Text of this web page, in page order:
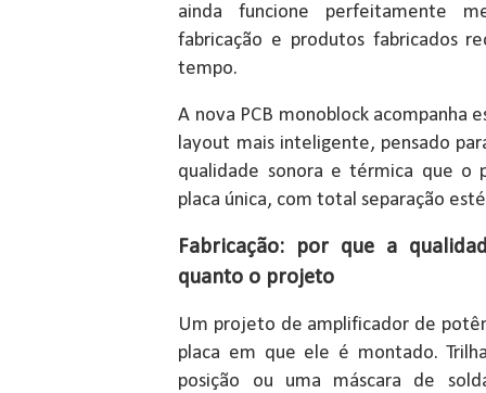
ainda funcione perfeitamente
fabricação e produtos fabricados
tempo.
A nova PCB monoblock acompanha
layout mais inteligente, pensado
qualidade sonora e térmica que o
placa única, com total separação
Fabricação: por que a
quanto o projeto
Um projeto de amplificador de
placa em que ele é montado.
posição ou uma máscara de